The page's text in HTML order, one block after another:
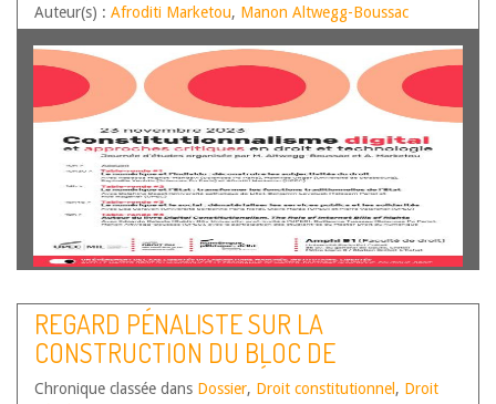
Auteur(s) : Afroditi Marketou, Manon Altwegg-Boussac
REGARD PÉNALISTE SUR LA
CONSTRUCTION DU BLOC DE
CONSTITUTIONNALITÉ PAR LE CONSEIL
Chronique classée dans Dossier, Droit constitutionnel , Droit